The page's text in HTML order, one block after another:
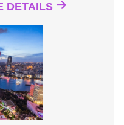
DETAILS